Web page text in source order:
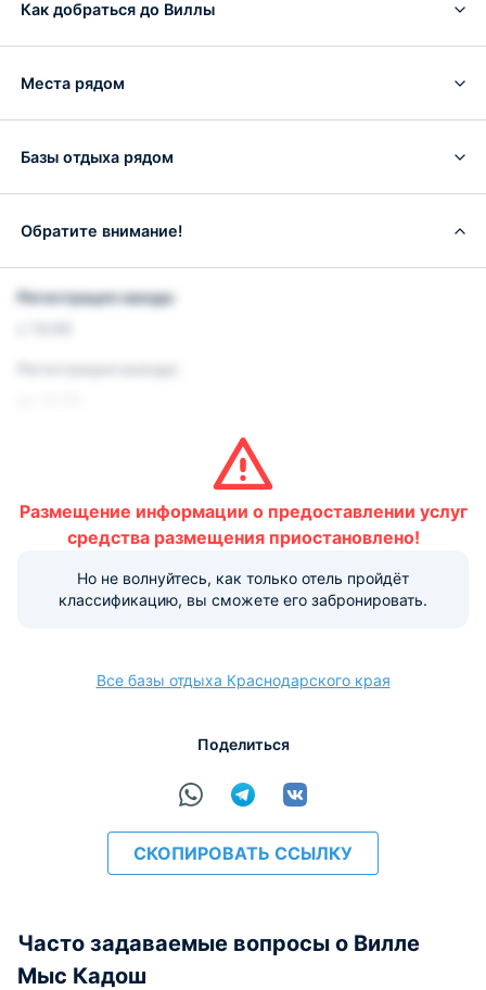
Как добраться до Виллы
Места рядом
Базы отдыха рядом
Обратите внимание!
Регистрация заезда:
Обратите внимание, что информация на странице может
быть предоставлена объектом размещения не в полной
мере. За подробной информацией об услугах и удобствах
рекомендуем обратиться в отель. Прямые контакты
Условия и правила проживания:
Размещение информации о предоставлении услуг
средства размещения приостановлено!
Но не волнуйтесь, как только отель пройдёт
классификацию, вы сможете его забронировать.
Все базы отдыха Краснодарского края
Поделиться
СКОПИРОВАТЬ ССЫЛКУ
Часто задаваемые вопросы о Вилле
Mыс Кадош